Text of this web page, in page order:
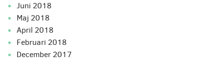
juni 2018
maj 2018
april 2018
februari 2018
december 2017